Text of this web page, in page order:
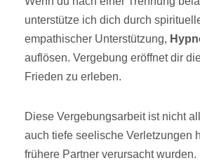
unterstütze ich dich durch
empathischer Unterstützung,
auflösen. Vergebung eröffnet dir
Frieden zu erleben.
Diese Vergebungsarbeit ist nicht
auch tiefe seelische Verletzungen
frühere Partner verursacht wurden.